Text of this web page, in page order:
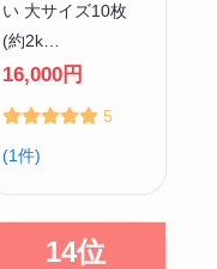
い 大サイズ10枚
(約2k…
16,000円
5
(1件)
14位